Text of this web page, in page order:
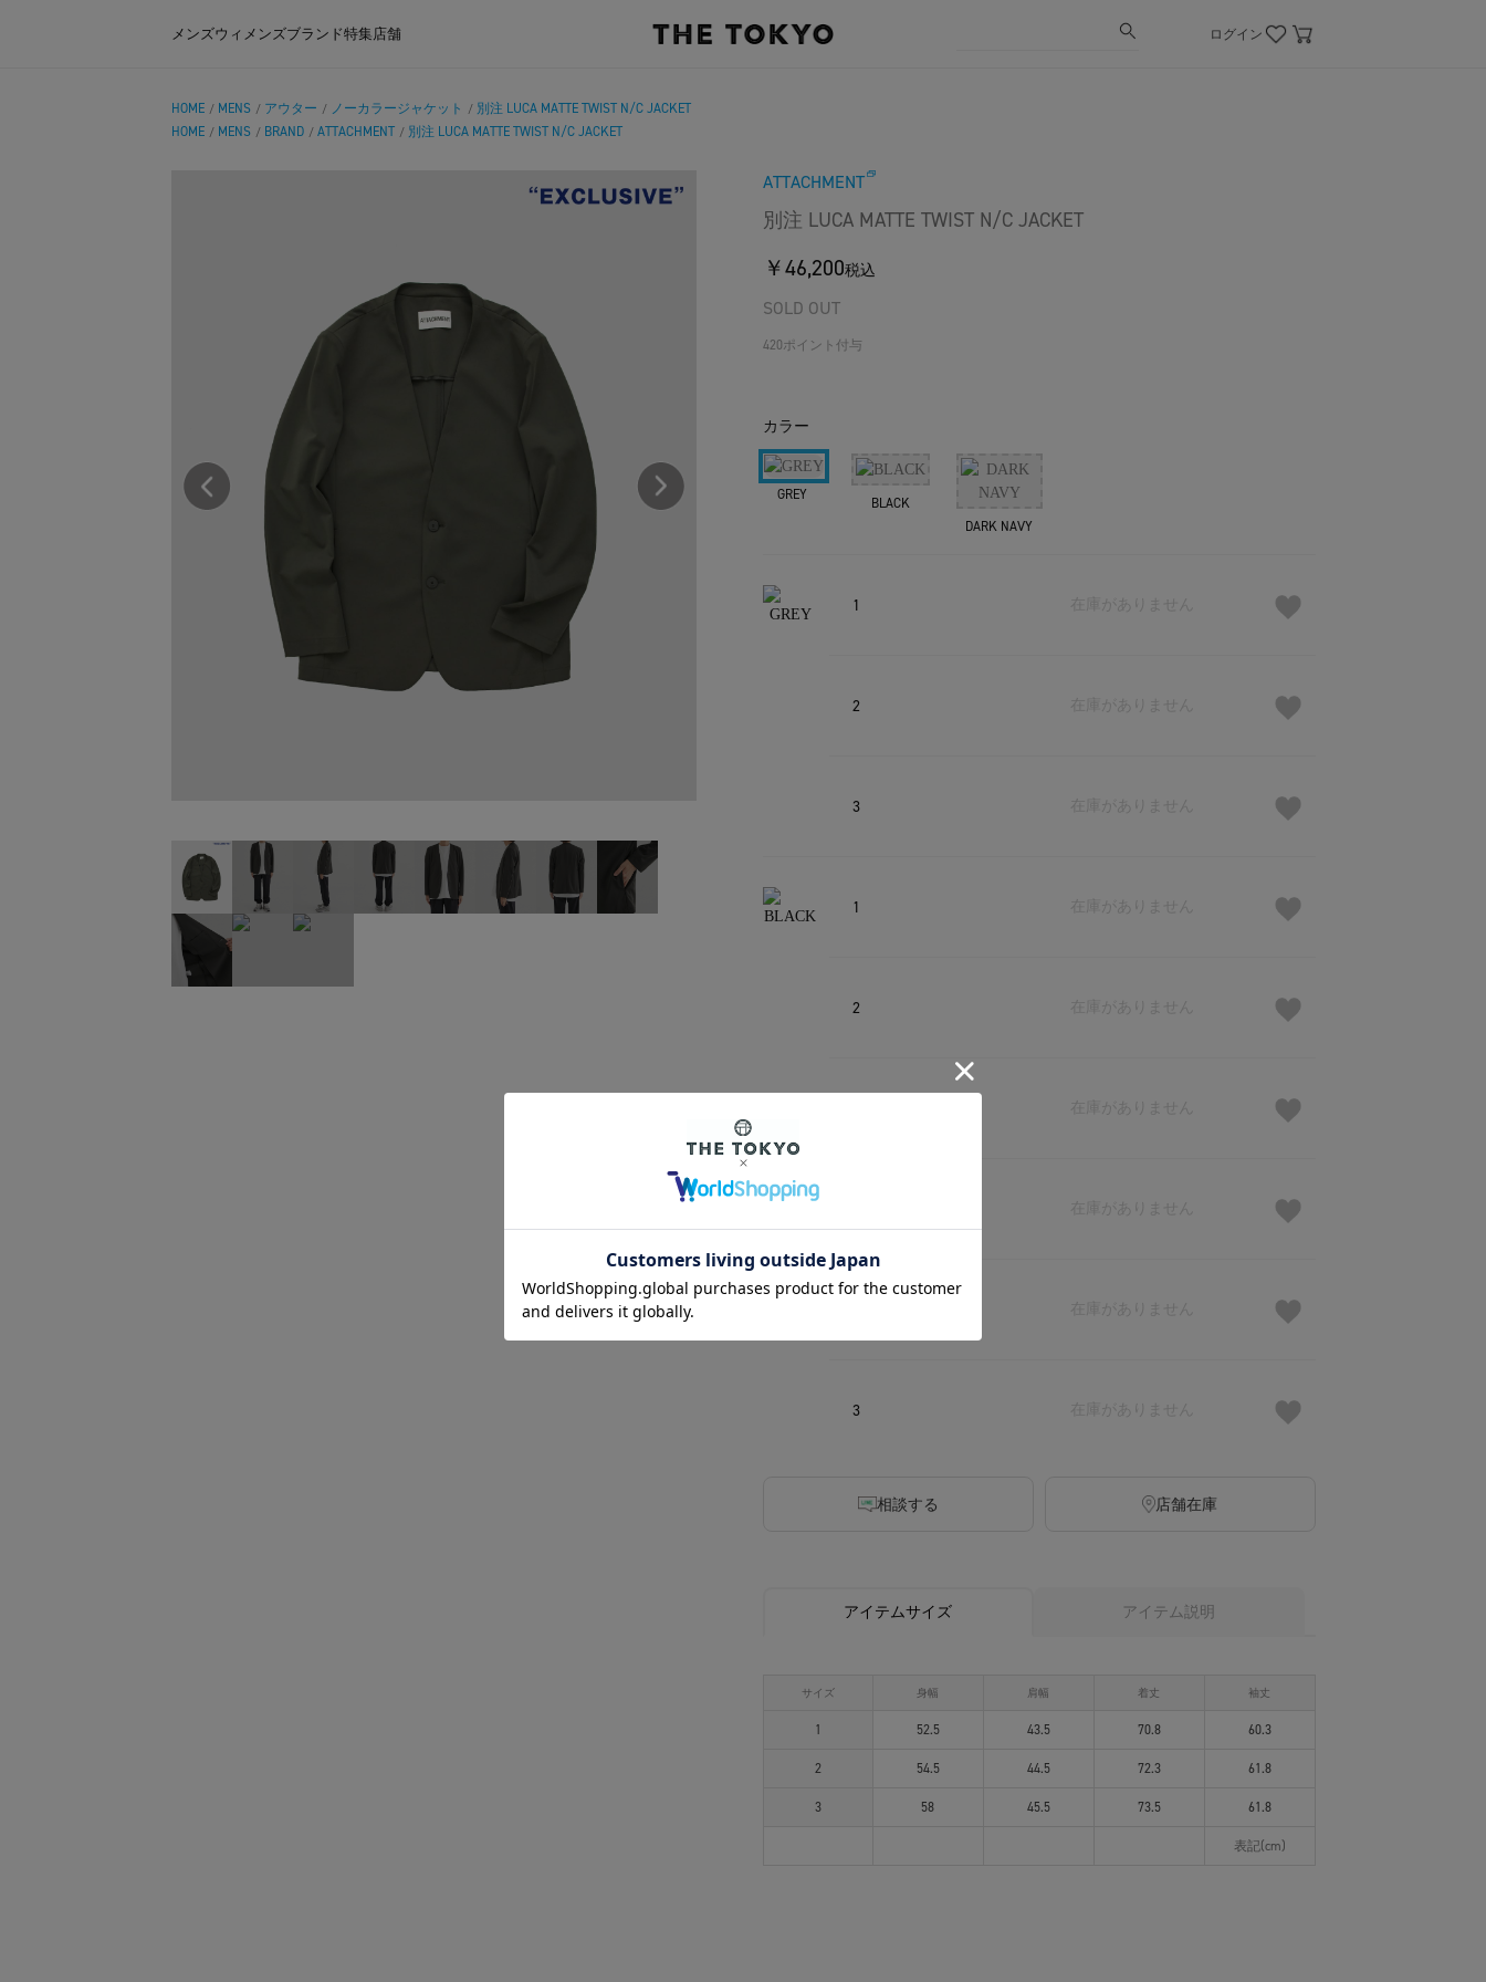
メンズウィメンズブランド特集店舗 ログイン
HOME / MENS / アウター / ノーカラージャケット / 別注 LUCA MATTE TWIST N/C JACKET
HOME / MENS / BRAND / ATTACHMENT / 別注 LUCA MATTE TWIST N/C JACKET
ATTACHMENT
別注 LUCA MATTE TWIST N/C JACKET
￥46,200税込
SOLD OUT
420ポイント付与
カラー
GREY
BLACK
DARK NAVY
1
2
3
1
2
3
相談する 店舗在庫
アイテムサイズ アイテム説明
サイズ 身幅 肩幅 着丈 袖丈
1 52.5 43.5 70.8 60.3
2 54.5 44.5 72.3 61.8
3 58 45.5 73.5 61.8
表記(cm)